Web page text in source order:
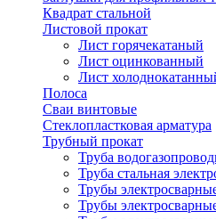
Квадрат стальной
Листовой прокат
Лист горячекатаный
Лист оцинкованный
Лист
Полоса
Сваи винтовые
Стеклопластковая арматура
Трубный прокат
Труба
Труба стальная
Трубы
Трубы